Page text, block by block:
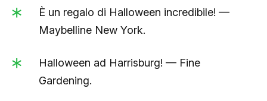
È un regalo di Halloween incredibile! —
Maybelline New York.
Halloween ad Harrisburg! — Fine
Gardening.